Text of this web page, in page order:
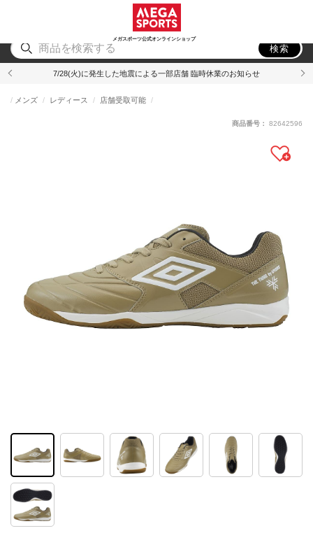
メガスポーツ公式オンラインショップ
アウトドア
検索
7/28(火)に発生した地震による一部店舗 臨時休業のお知らせ
メンズ レディース 店舗受取可能
商品番号： 82642596